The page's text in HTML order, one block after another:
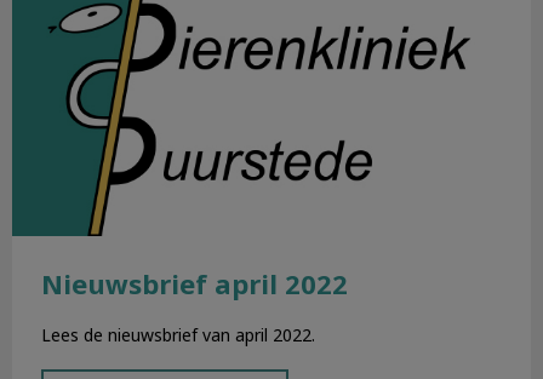
Nieuwsbrief april 2022
Lees de nieuwsbrief van april 2022.